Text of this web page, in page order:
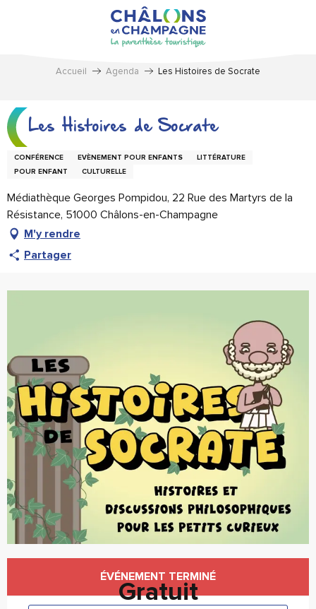
Accueil Agenda Les Histoires de Socrate
Les Histoires de Socrate
CONFÉRENCE EVÈNEMENT POUR ENFANTS
LITTÉRATURE
POUR ENFANT
CULTURELLE
Médiathèque Georges Pompidou, 22 Rue des Martyrs de la
Résistance, 51000 Châlons-en-Champagne
M'y rendre
Partager
Ouverture et coordonnées
ÉVÉNEMENT TERMINÉ
Gratuit